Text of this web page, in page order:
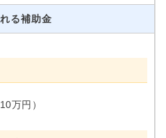
る補助金
万円）